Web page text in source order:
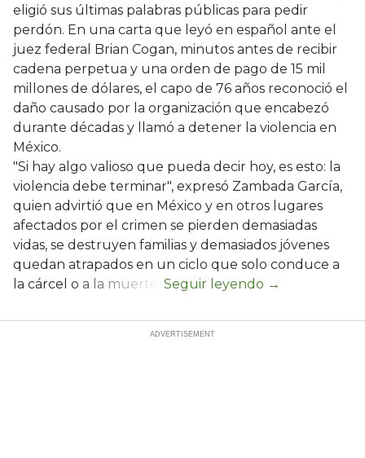
eligió sus últimas palabras públicas para pedir
perdón. En una carta que leyó en español ante el
juez federal Brian Cogan, minutos antes de recibir
cadena perpetua y una orden de pago de 15 mil
millones de dólares, el capo de 76 años reconoció el
daño causado por la organización que encabezó
durante décadas y llamó a detener la violencia en
México.
"Si hay algo valioso que pueda decir hoy, es esto: la
violencia debe terminar", expresó Zambada García,
quien advirtió que en México y en otros lugares
afectados por el crimen se pierden demasiadas
vidas, se destruyen familias y demasiados jóvenes
quedan atrapados en un ciclo que solo conduce a
la cárcel o a la muerte.